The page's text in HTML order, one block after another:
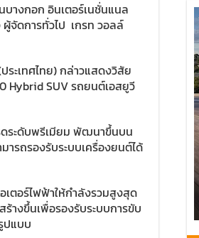
บางกอก อินเตอร์เนชั่นแนล
ผู้จัดการทั่วไป เกรท วอลล์
ะเทศไทย) กล่าวแสดงวิสัย
Hybrid SUV รถยนต์เอสยูวี
ดระดับพรีเมียม พัฒนาขึ้นบน
รถรองรับระบบเครื่องยนต์ได้
เตอร์ไฟฟ้าให้กำลังรวมสูงสุด
างขึ้นเพื่อรองรับระบบการขับ
ปแบบ